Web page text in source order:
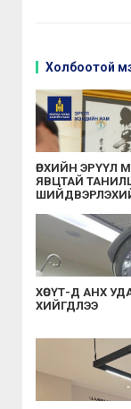
Холбоотой
ӨРХИЙН ЭРҮҮЛ
ЯВЦТАЙ
ХӨСҮТ-Д АНХ
ХИЙГДЛЭЭ